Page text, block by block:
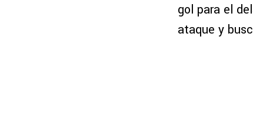
gol para el
ataque y